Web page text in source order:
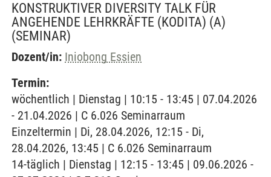
KONSTRUKTIVER DIVERSITY TALK FÜR
ANGEHENDE LEHRKRÄFTE (KODITA) (A)
(SEMINAR)
Dozent/in: Iniobong Essien
Termin:
wöchentlich | Dienstag | 10:15 - 13:45 | 07.04.2026
- 21.04.2026 | C 6.026 Seminarraum
Einzeltermin | Di, 28.04.2026, 12:15 - Di,
28.04.2026, 13:45 | C 6.026 Seminarraum
14-täglich | Dienstag | 12:15 - 13:45 | 09.06.2026 -